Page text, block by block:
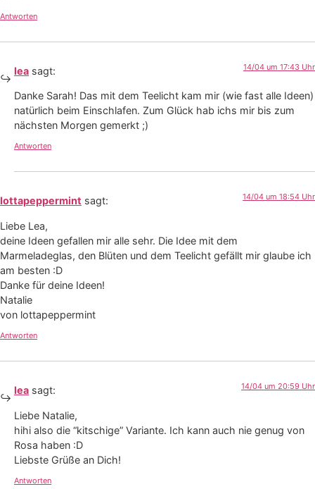
Antworten
lea sagt: 14/04 um 17:43 Uhr
Danke Sarah! Das mit dem Teelicht kam mir (wie fast alle Ideen)
natürlich beim Einschlafen. Zum Glück hab ichs mir bis zum
nächsten Morgen gemerkt ;)
Antworten
lottapeppermint sagt: 14/04 um 18:54 Uhr
Liebe Lea,
deine Ideen gefallen mir alle sehr. Die Idee mit dem
Marmeladeglas, den Blüten und dem Teelicht gefällt mir glaube ich
am besten :D
Danke für deine Ideen!
Natalie
von lottapeppermint
Antworten
lea sagt: 14/04 um 20:59 Uhr
Liebe Natalie,
hihi also die “kitschige” Variante. Ich kann auch nie genug von
Rosa haben :D
Liebste Grüße an Dich!
Antworten